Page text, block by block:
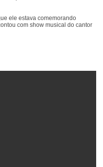
ele estava comemorando
com show musical do cantor